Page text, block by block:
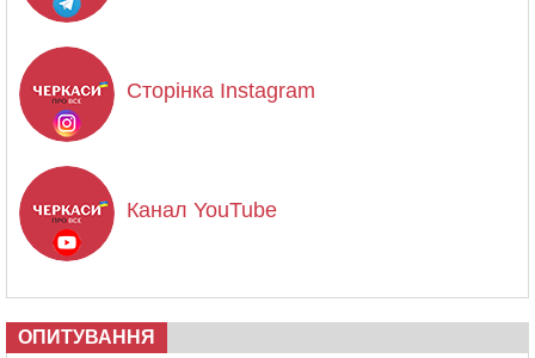
Сторінка Instagram
Канал YouTube
ОПИТУВАННЯ